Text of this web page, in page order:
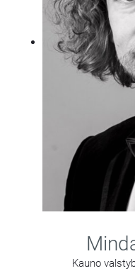
Kauno